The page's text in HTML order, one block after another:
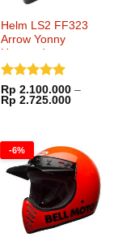
Helm LS2 FF323
Arrow Yonny
Hernandez
Dinilai5
dari 5
Rp 2.100.000 –
Rp 2.725.000Rentang
-6%